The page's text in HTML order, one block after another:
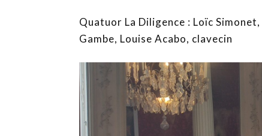
Quatuor La Diligence : Loïc
Gambe, Louise Acabo, clavecin